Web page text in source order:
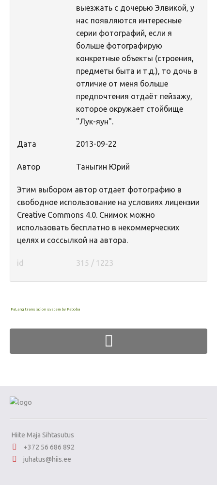
выезжать с дочерью Элвикой, у
нас появляются интересные
серии фотографий, если я
больше фотографирую
конкретные объекты (строения,
предметы быта и т.д.), то дочь в
отличие от меня больше
предпочтения отдаёт пейзажу,
которое окружает стойбище
"Лук-яун".
Дата 2013-09-22
Автор Таныгин Юрий
Этим выбором автор отдает фотографию в
свободное использование на условиях лицензии
Creative Commons 4.0. Снимок можно
использовать бесплатно в некоммерческих
целях и соссылкой на автора.
id 315 / 1223
FaLang translation system by Faboba
Hiite Maja Sihtasutus
+372 56 686 892
juhatus@hiis.ee